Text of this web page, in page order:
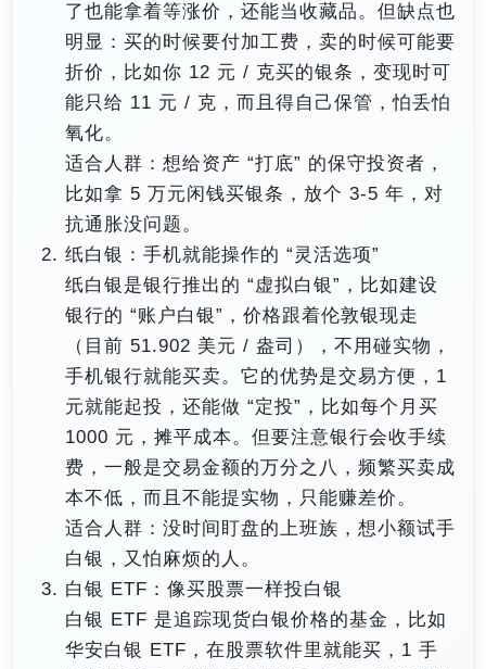
了也能拿着等涨价，还能当收藏品。但缺点也
明显：买的时候要付加工费，卖的时候可能要
折价，比如你 12 元 / 克买的银条，变现时可
能只给 11 元 / 克，而且得自己保管，怕丢怕
氧化。
适合人群：想给资产 “打底” 的保守投资者，
比如拿 5 万元闲钱买银条，放个 3-5 年，对
抗通胀没问题。
纸白银：手机就能操作的 “灵活选项”
纸白银是银行推出的 “虚拟白银”，比如建设
银行的 “账户白银”，价格跟着伦敦银现走
（目前 51.902 美元 / 盎司），不用碰实物，
手机银行就能买卖。它的优势是交易方便，1
元就能起投，还能做 “定投”，比如每个月买
1000 元，摊平成本。但要注意银行会收手续
费，一般是交易金额的万分之八，频繁买卖成
本不低，而且不能提实物，只能赚差价。
适合人群：没时间盯盘的上班族，想小额试手
白银，又怕麻烦的人。
白银 ETF：像买股票一样投白银
白银 ETF 是追踪现货白银价格的基金，比如
华安白银 ETF，在股票软件里就能买，1 手